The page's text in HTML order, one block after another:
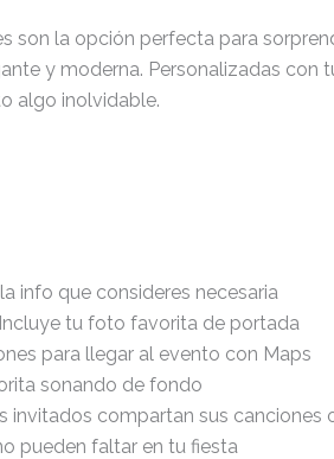
son la opción perfecta para
y moderna. Personalizadas con
algo inolvidable.
info que consideres necesaria
tu foto favorita de portada
para llegar al evento con Maps
sonando de fondo
invitados compartan sus canciones
pueden faltar en tu fiesta